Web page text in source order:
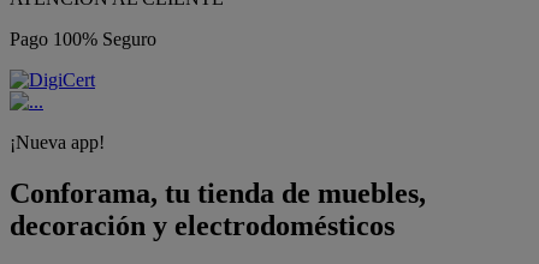
Pago 100% Seguro
¡Nueva app!
Conforama, tu tienda de muebles,
decoración y electrodomésticos